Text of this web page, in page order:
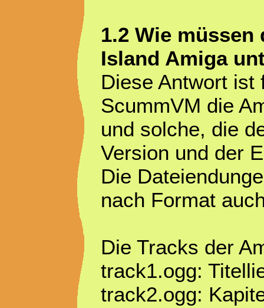
1.2 Wie müssen
Island Amiga
Diese Antwort ist
ScummVM die
und solche, die
Version und der
Die
nach Format
Die Tracks der
track1.ogg:
track2.ogg: